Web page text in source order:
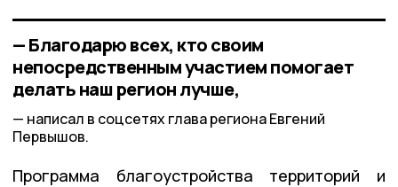
— Благодарю всех, кто своим
непосредственным участием помогает
делать наш регион лучше,
написал в соцсетях глава региона Евгений
Первышов.
Программа благоустройства территорий и